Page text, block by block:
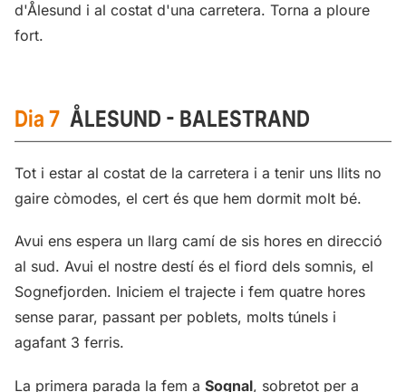
d'Ålesund i al costat d'una carretera. Torna a ploure
fort.
Dia 7 ÅLESUND - BALESTRAND
Tot i estar al costat de la carretera i a tenir uns llits no
gaire còmodes, el cert és que hem dormit molt bé.
Avui ens espera un llarg camí de sis hores en direcció
al sud. Avui el nostre destí és el fiord dels somnis, el
Sognefjorden. Iniciem el trajecte i fem quatre hores
sense parar, passant per poblets, molts túnels i
agafant 3 ferris.
La primera parada la fem a Sognal, sobretot per a